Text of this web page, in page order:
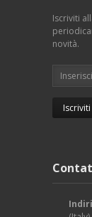
Iscriviti
novità.